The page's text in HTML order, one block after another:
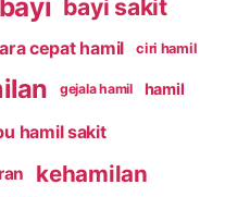
bayi bayi sakit
cepat hamil ciri hamil
gejala hamil hamil
hamil sakit
kehamilan